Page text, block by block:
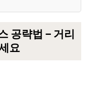
공략법 – 거리
요